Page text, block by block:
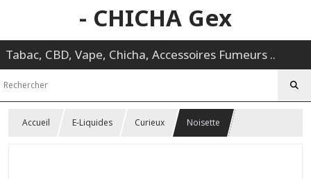
- CHICHA Gex
Tabac, CBD, Vape, Chicha, Accessoires Fumeurs ..
Accueil E-Liquides Curieux Noisette